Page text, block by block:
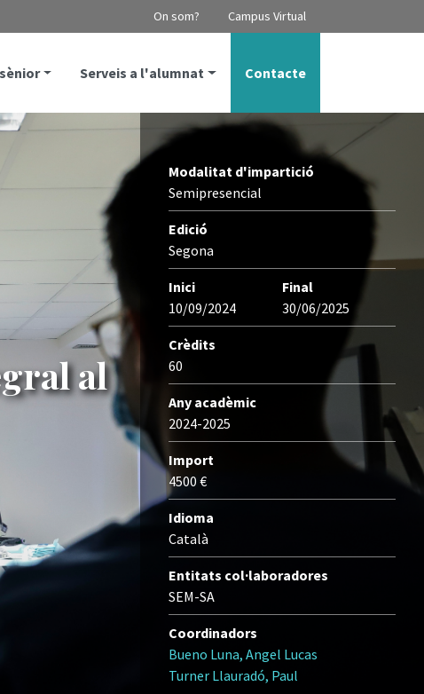
On som? Campus Virtual
Serveis a l'alumnat Contacte
al
Modalitat d'impartició
Semipresencial
Edició
Segona
Inici
10/09/2024
Final
30/06/2025
Crèdits
60
Any acadèmic
2024-2025
Import
4500 €
Idioma
Català
Entitats col·laboradores
SEM-SA
Coordinadors
Bueno Luna, Angel Lucas
Turner Llauradó, Paul